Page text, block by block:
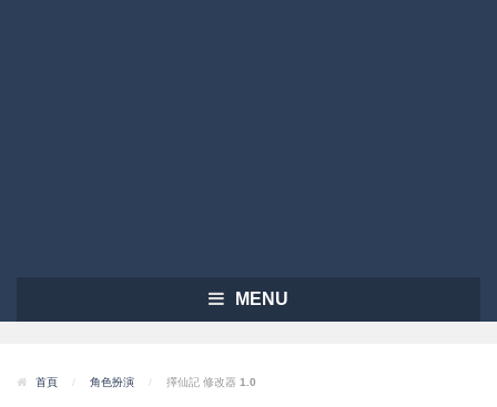
MENU
首頁 / 角色扮演 / 擇仙記 修改器 1.0